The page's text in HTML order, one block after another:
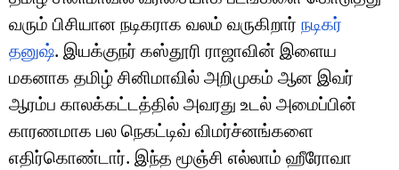
வரும் பிசியான நடிகராக வலம் வருகிறார் நடிகர்
தனுஷ். இயக்குநர் கஸ்தூரி ராஜாவின் இளைய
மகனாக தமிழ் சினிமாவில் அறிமுகம் ஆன இவர்
ஆரம்ப காலக்கட்டத்தில் அவரது உடல் அமைப்பின்
காரணமாக பல நெகட்டிவ் விமர்ச்னங்களை
எதிர்கொண்டார். இந்த மூஞ்சி எல்லாம் ஹீரோவா